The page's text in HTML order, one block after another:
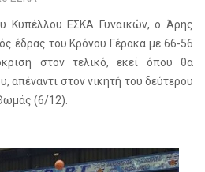
Κυπέλλου ΕΣΚΑ Γυναικών, ο Άρης
έδρας του Κρόνου Γέρακα με 66-56
στον τελικό, εκεί όπου θα
απέναντι στον νικητή του δεύτερου
(6/12).